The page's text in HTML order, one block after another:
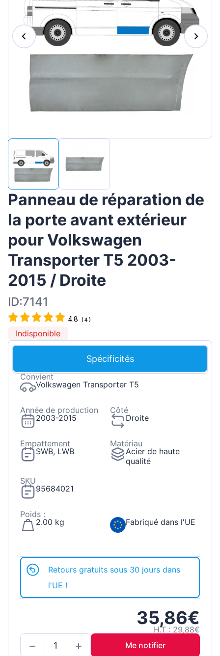
Magyar
Hrvatski
Português
Panneau de réparation de
la porte avant extérieur
pour Volkswagen
Transporter T5 2003-
2015 / Droite
ID:7141
4.8 (4 )
Indisponible
Spécificités
Convient
Volkswagen Transporter T5
Année de production
2003-2015
Côté
Droite
Empattement
SWB, LWB
Matériau
Acier de haute
qualité
SKU
95684021
Poids :
2.00 kg
Fabriqué dans l'UE
Retours gratuits sous 30 jours dans
l'UE !
35,86€
H.T : 29,88€
Me notifier